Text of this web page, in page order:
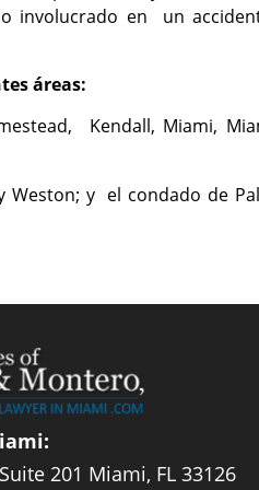
involucrado en un
áreas:
Kendall, Miami,
Weston; y el condado de
201 Miami, FL 33126